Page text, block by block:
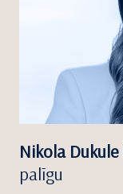
Nikola Dukule
palīgu